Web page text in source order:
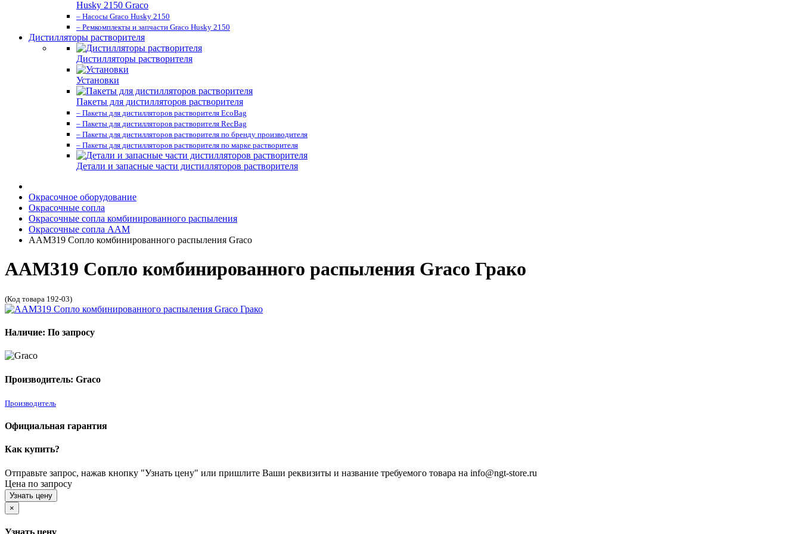
Husky 2150 Graco
– Насосы Graco Husky 2150
– Ремкомплекты и запчасти Graco Husky 2150
Дистилляторы растворителя
Дистилляторы растворителя
Установки
Пакеты для дистилляторов растворителя
– Пакеты для дистилляторов растворителя EcoBag
– Пакеты для дистилляторов растворителя RecBag
– Пакеты для дистилляторов растворителя по бренду производителя
– Пакеты для дистилляторов растворителя по марке растворителя
Детали и запасные части дистилляторов растворителя
Окрасочное оборудование
Окрасочные сопла
Окрасочные сопла комбинированного распыления
Окрасочные сопла AAM
AAM319 Сопло комбинированного распыления Graco
AAM319 Сопло комбинированного распыления Graco Грако
(Код товара 192-03)
Наличие: По запросу
Производитель: Graco
Производитель
Официальная гарантия
Как купить?
Отправьте запрос, нажав кнопку "Узнать цену" или пришлите Ваши реквизиты и название требуемого товара на info@ngt-store.ru
Цена по запросу
Узнать цену
×
Узнать цену